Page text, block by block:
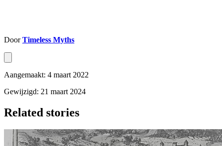
DoorTimeless Myths
Aangemaakt: 4 maart 2022
Gewijzigd: 21 maart 2024
Related stories